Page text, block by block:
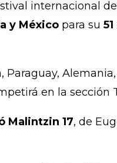
internacional
y México para su
en la sección
Malintzin 17, de